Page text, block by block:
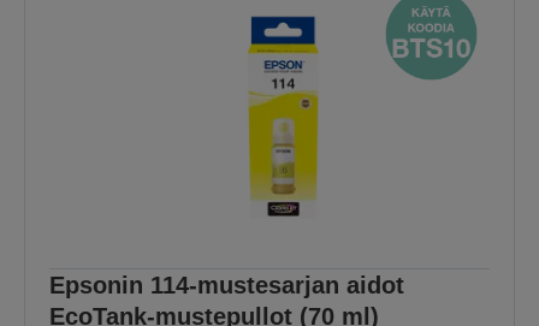
Epsonin 114-mustesarjan aidot
EcoTank-mustepullot (70 ml)